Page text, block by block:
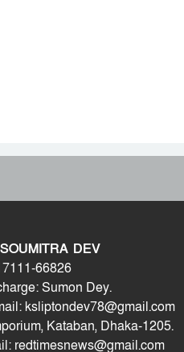
DEV
66826
Sumon Dey.
ksliptondev78@gmail.com
Kataban, Dhaka-1205.
redtimesnews@gmail.com